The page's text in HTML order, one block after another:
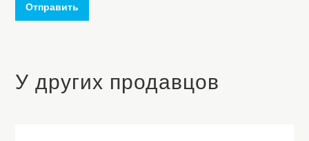
Отправить
У других продавцов